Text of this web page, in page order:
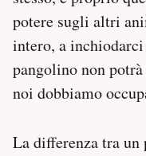
potere sugli altri
intero, a
pangolino non
noi dobbiamo
La differenza tra un